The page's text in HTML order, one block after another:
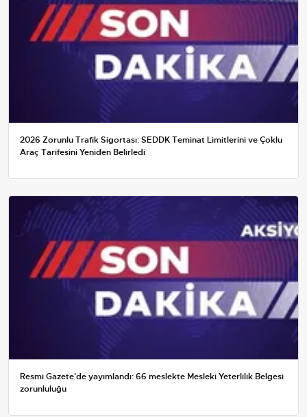
2026 Zorunlu Trafik Sigortası: SEDDK Teminat Limitlerini ve Çoklu
Araç Tarifesini Yeniden Belirledi
Resmi Gazete'de yayımlandı: 66 meslekte Mesleki Yeterlilik Belgesi
zorunluluğu